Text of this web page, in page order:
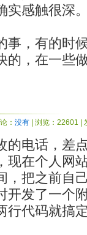
实感触很深
事，有的时
的，在一些
： 没有 | 浏览：22601 |
的电话，差
现在个人网
，把之前自
开发了一个
行代码就搞